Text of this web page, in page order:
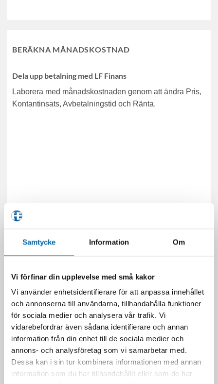
Samtycke Information Om
Vi förfinar din upplevelse med små kakor
Vi använder enhetsidentifierare för att anpassa innehållet
och annonserna till användarna, tillhandahålla funktioner
för sociala medier och analysera vår trafik. Vi
vidarebefordrar även sådana identifierare och annan
information från din enhet till de sociala medier och
annons- och analysföretag som vi samarbetar med.
Dessa kan i sin tur kombinera informationen med annan
information som du har tillhandahållit eller som de har
BERÄKNA MÅNADSKOSTNAD
Dela upp betalning med LF Finans
Laborera med månadskostnaden genom att ändra Pris,
Kontantinsats, Avbetalningstid och Ränta.